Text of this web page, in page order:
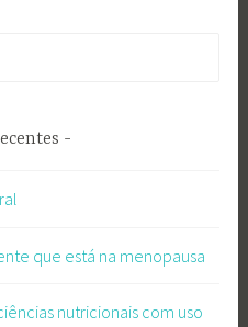
que está na menopausa
nutricionais com uso